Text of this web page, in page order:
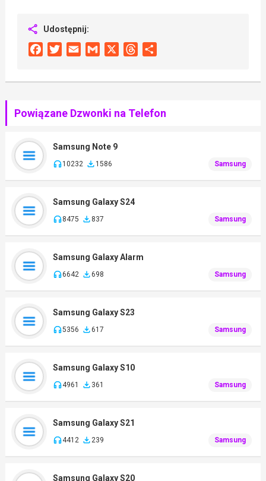
Udostępnij:
FacebookTwitterEmail Gmail Threads
Powiązane Dzwonki na Telefon
Samsung Note 9
10232 1586 Samsung
Samsung Galaxy S24
8475 837 Samsung
Samsung Galaxy Alarm
6642 698 Samsung
Samsung Galaxy S23
5356 617 Samsung
Samsung Galaxy S10
4961 361 Samsung
Samsung Galaxy S21
4412 239 Samsung
Samsung Galaxy S20